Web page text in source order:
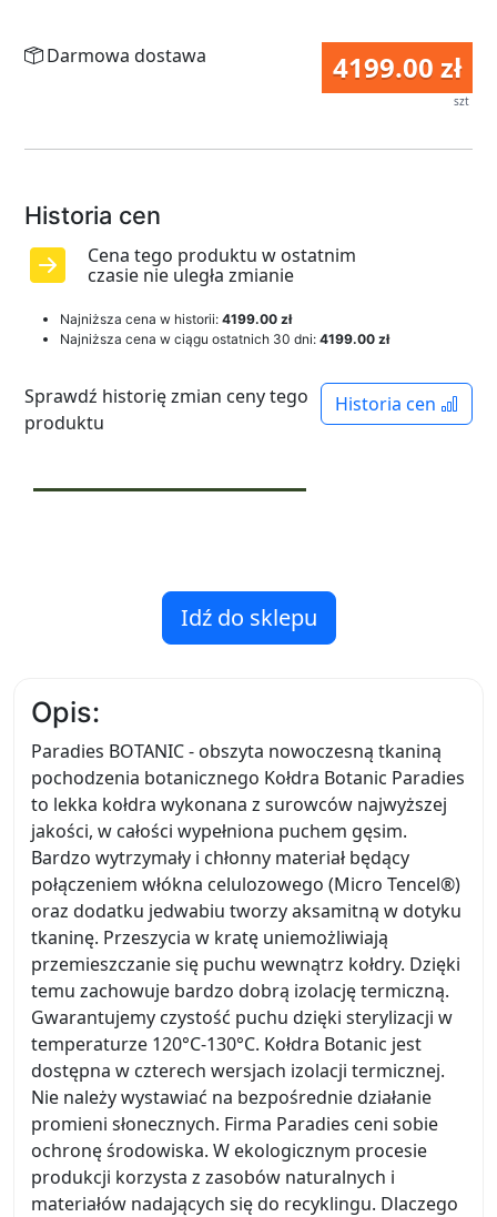
4199.00 zł
szt
Darmowa dostawa
Historia cen
Cena tego produktu w ostatnim
czasie nie uległa zmianie
Najniższa cena w historii: 4199.00 zł
Najniższa cena w ciągu ostatnich 30 dni: 4199.00 zł
Historia cen
Sprawdź historię zmian ceny tego
produktu
Idź do sklepu
Opis:
Paradies BOTANIC - obszyta nowoczesną tkaniną
pochodzenia botanicznego Kołdra Botanic Paradies
to lekka kołdra wykonana z surowców najwyższej
jakości, w całości wypełniona puchem gęsim.
Bardzo wytrzymały i chłonny materiał będący
połączeniem włókna celulozowego (Micro Tencel®)
oraz dodatku jedwabiu tworzy aksamitną w dotyku
tkaninę. Przeszycia w kratę uniemożliwiają
przemieszczanie się puchu wewnątrz kołdry. Dzięki
temu zachowuje bardzo dobrą izolację termiczną.
Gwarantujemy czystość puchu dzięki sterylizacji w
temperaturze 120°C-130°C. Kołdra Botanic jest
dostępna w czterech wersjach izolacji termicznej.
Nie należy wystawiać na bezpośrednie działanie
promieni słonecznych. Firma Paradies ceni sobie
ochronę środowiska. W ekologicznym procesie
produkcji korzysta z zasobów naturalnych i
materiałów nadających się do recyklingu. Dlaczego